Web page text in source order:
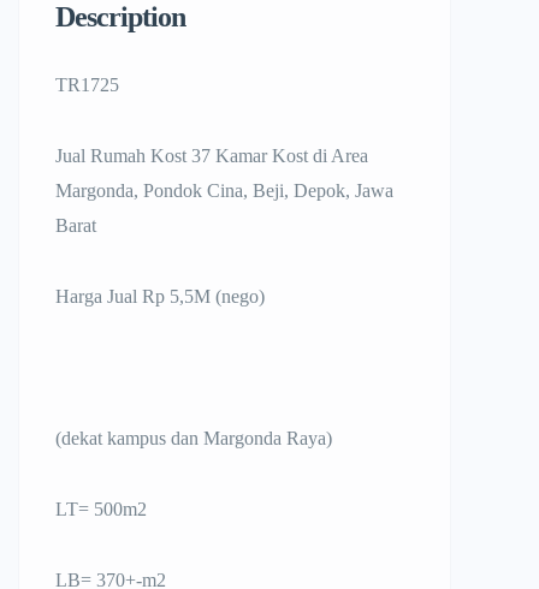
Description
TR1725
Jual Rumah Kost 37 Kamar Kost di Area
Margonda, Pondok Cina, Beji, Depok, Jawa
Barat
Harga Jual Rp 5,5M (nego)
(dekat kampus dan Margonda Raya)
LT= 500m2
LB= 370+-m2